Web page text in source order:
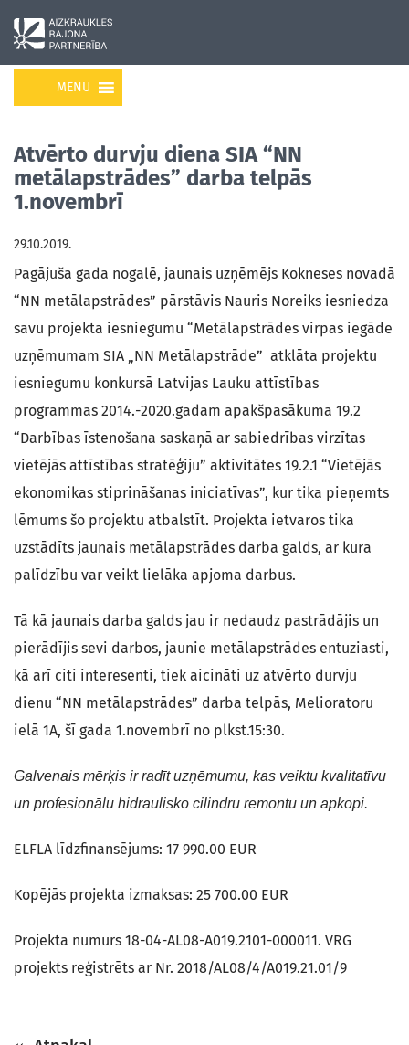
MENU
Atvērto durvju diena SIA “NN
metālapstrādes” darba telpās
1.novembrī
29.10.2019.
Pagājuša gada nogalē, jaunais uzņēmējs Kokneses novadā
“NN metālapstrādes” pārstāvis Nauris Noreiks iesniedza
savu projekta iesniegumu “Metālapstrādes virpas iegāde
uzņēmumam SIA „NN Metālapstrāde” atklāta projektu
iesniegumu konkursā Latvijas Lauku attīstības
programmas 2014.-2020.gadam apakšpasākuma 19.2
“Darbības īstenošana saskaņā ar sabiedrības virzītas
vietējās attīstības stratēģiju” aktivitātes 19.2.1 “Vietējās
ekonomikas stiprināšanas iniciatīvas”, kur tika pieņemts
lēmums šo projektu atbalstīt. Projekta ietvaros tika
uzstādīts jaunais metālapstrādes darba galds, ar kura
palīdzību var veikt lielāka apjoma darbus.
Tā kā jaunais darba galds jau ir nedaudz pastrādājis un
pierādījis sevi darbos, jaunie metālapstrādes entuziasti,
kā arī citi interesenti, tiek aicināti uz atvērto durvju
dienu “NN metālapstrādes” darba telpās, Melioratoru
ielā 1A, šī gada 1.novembrī no plkst.15:30.
Galvenais mērķis ir radīt uzņēmumu, kas veiktu kvalitatīvu
un profesionālu hidraulisko cilindru remontu un apkopi.
ELFLA līdzfinansējums: 17 990.00 EUR
Kopējās projekta izmaksas: 25 700.00 EUR
Projekta numurs 18-04-AL08-A019.2101-000011. VRG
projekts reģistrēts ar Nr. 2018/AL08/4/A019.21.01/9